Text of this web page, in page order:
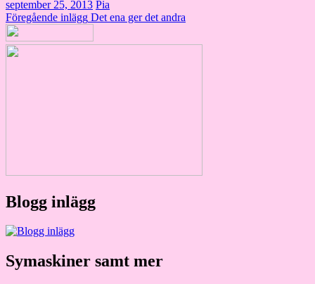
september 25, 2013 Pia
Inläggsnavigering
Föregående inlägg Det ena ger det andra
Blogg inlägg
Symaskiner samt mer